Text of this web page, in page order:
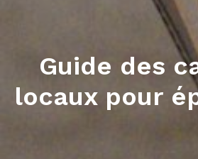
Guide des
locaux pour